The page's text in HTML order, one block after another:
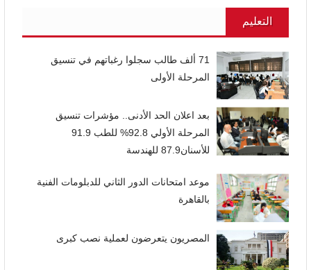
التعليم
71 ألف طالب سجلوا رغباتهم في تنسيق
المرحلة الأولى
بعد اعلان الحد الأدنى.. مؤشرات تنسيق
المرحلة الأولي 92.8% للطب 91.9
للأسنان87.9 للهندسة
موعد امتحانات الدور الثاني للدبلومات الفنية
بالقاهرة
المصريون يتعرضون لعملية نصب كبرى